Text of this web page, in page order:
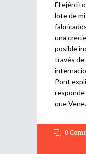
El
lote de
una
posible
través de
Pont
que
0